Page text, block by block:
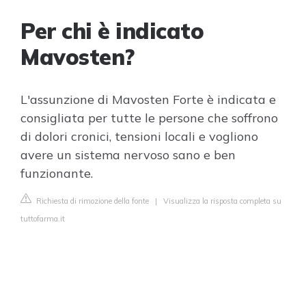
Per chi è indicato
Mavosten?
L'assunzione di Mavosten Forte è indicata e
consigliata per tutte le persone che soffrono
di dolori cronici, tensioni locali e vogliono
avere un sistema nervoso sano e ben
funzionante.
Richiesta di rimozione della fonte | Visualizza la risposta completa su
tuttofarma.it